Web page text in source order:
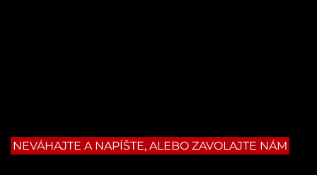
NEVÁHAJTE A NAPÍŠTE, ALEBO ZAVOLAJTE NÁM